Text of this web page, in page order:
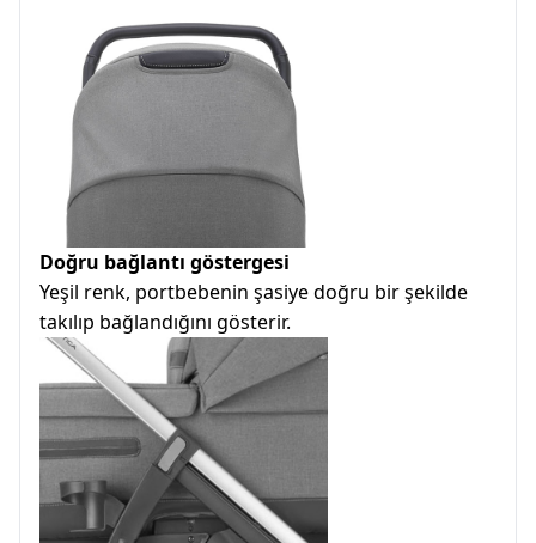
Doğru bağlantı göstergesi
Yeşil renk, portbebenin şasiye doğru bir şekilde
takılıp bağlandığını gösterir.